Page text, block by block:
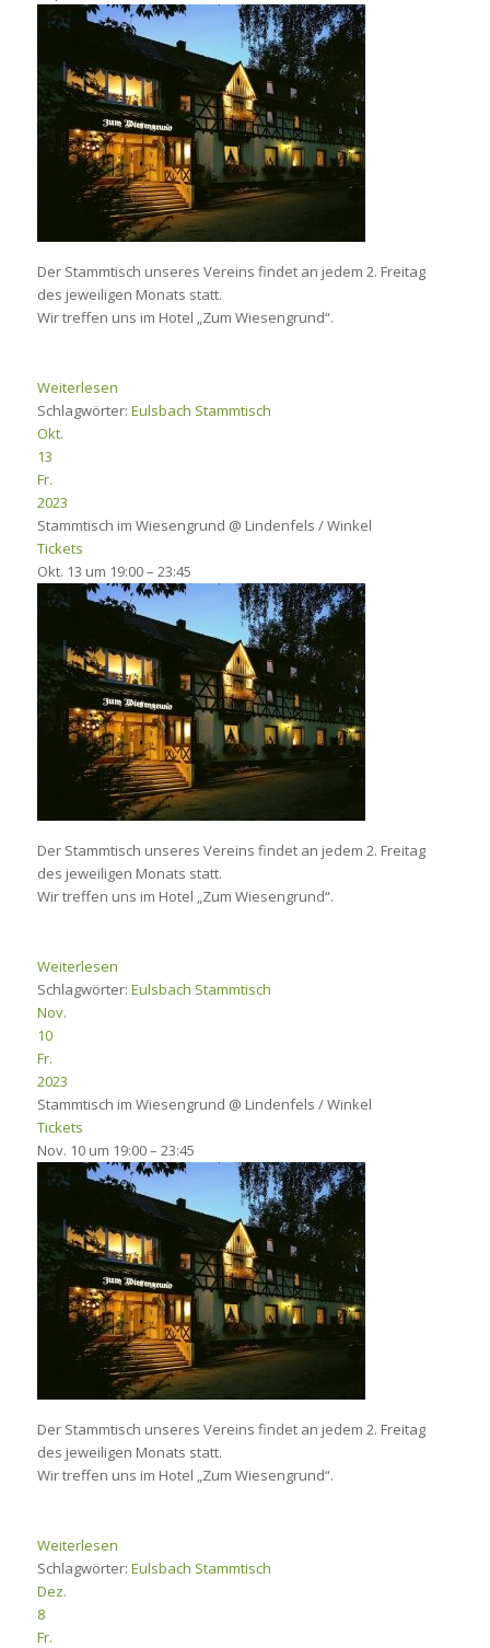
Der Stammtisch unseres Vereins findet an jedem 2. Freitag
des jeweiligen Monats statt.
Wir treffen uns im Hotel „Zum Wiesengrund“.
Weiterlesen
Schlagwörter: Eulsbach Stammtisch
Okt.
13
Fr.
2023
Stammtisch im Wiesengrund @ Lindenfels / Winkel
Tickets
Okt. 13 um 19:00 – 23:45
Der Stammtisch unseres Vereins findet an jedem 2. Freitag
des jeweiligen Monats statt.
Wir treffen uns im Hotel „Zum Wiesengrund“.
Weiterlesen
Schlagwörter: Eulsbach Stammtisch
Nov.
10
Fr.
2023
Stammtisch im Wiesengrund @ Lindenfels / Winkel
Tickets
Nov. 10 um 19:00 – 23:45
Der Stammtisch unseres Vereins findet an jedem 2. Freitag
des jeweiligen Monats statt.
Wir treffen uns im Hotel „Zum Wiesengrund“.
Weiterlesen
Schlagwörter: Eulsbach Stammtisch
Dez.
8
Fr.